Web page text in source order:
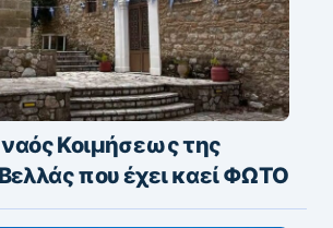
ναός Κοιμήσεως της
που έχει καεί ΦΩΤΟ